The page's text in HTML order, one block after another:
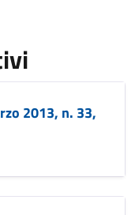
2013, n. 33,